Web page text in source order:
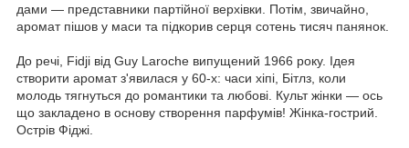
дами — представники партійної верхівки. Потім, звичайно,
аромат пішов у маси та підкорив серця сотень тисяч панянок.
До речі, Fidji від Guy Laroche випущений 1966 року. Ідея
створити аромат з'явилася у 60-х: часи хіпі, Бітлз, коли
молодь тягнуться до романтики та любові. Культ жінки — ось
що закладено в основу створення парфумів! Жінка-гострий.
Острів Фіджі.